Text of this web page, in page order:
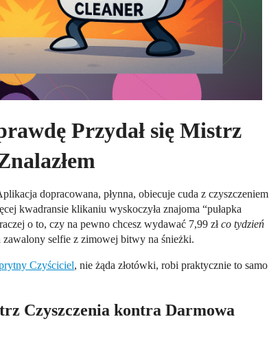
Przydał się Mistrz
dopracowana, płynna, obiecuje cuda z czyszczeniem
kwadransie klikaniu wyskoczyła znajoma “pułapka
o to, czy na pewno chcesz wydawać 7,99 złco tydzień
zawalony selfie z zimowej bitwy na śnieżki.
Czyściciel, nie żąda złotówki, robi praktycznie to samo
Czyszczenia kontra Darmowa